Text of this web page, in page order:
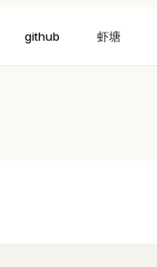
github 虾塘